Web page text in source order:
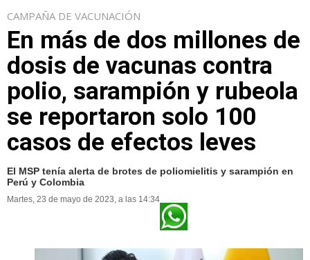
CAMPAÑA DE VACUNACIÓN
En más de dos millones de
dosis de vacunas contra
polio, sarampión y rubeola
se reportaron solo 100
casos de efectos leves
El MSP tenía alerta de brotes de poliomielitis y sarampión en
Perú y Colombia
Martes, 23 de mayo de 2023, a las 14:34